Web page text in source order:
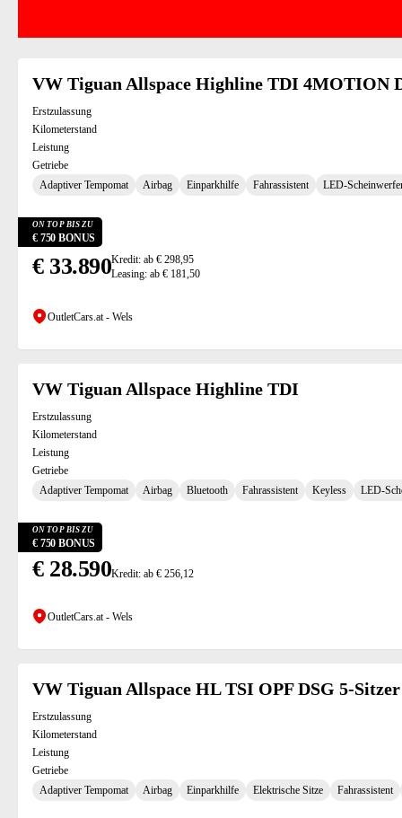
VW Tiguan Allspace Highline TDI 4MOTION
Erstzulassung
Kilometerstand
Leistung
Getriebe
Adaptiver Tempomat
Airbag Einparkhilfe Fahrassistent LED-
ON TOP BIS ZU
€ 750 BONUS
€ 33.890Kredit: ab € 298,95
Leasing: ab € 181,50
OutletCars.at - Wels
VW Tiguan Allspace Highline TDI
Erstzulassung
Kilometerstand
Leistung
Getriebe
Adaptiver Tempomat
Airbag Bluetooth Fahrassistent Keyless LED-
ON TOP BIS ZU
€ 750 BONUS
€ 28.590Kredit: ab € 256,12
OutletCars.at - Wels
VW Tiguan Allspace HL TSI OPF DSG 5-Sitzer
Erstzulassung
Kilometerstand
Leistung
Getriebe
Adaptiver Tempomat
Airbag Einparkhilfe Elektrische Sitze Fahrassistent